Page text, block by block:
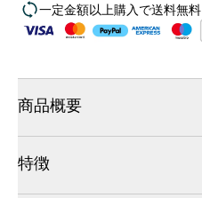
一定金額以上購入で送料無料
商品概要
特徴